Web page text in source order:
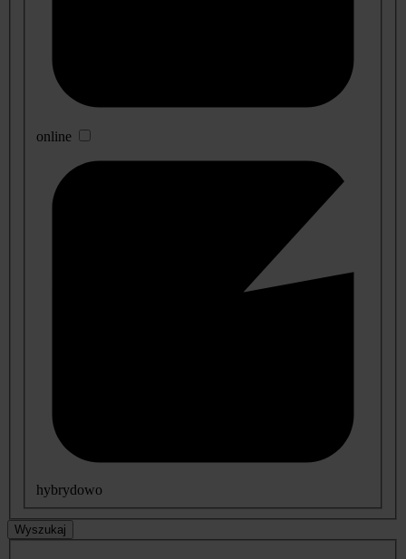
online
hybrydowo
Wyszukaj